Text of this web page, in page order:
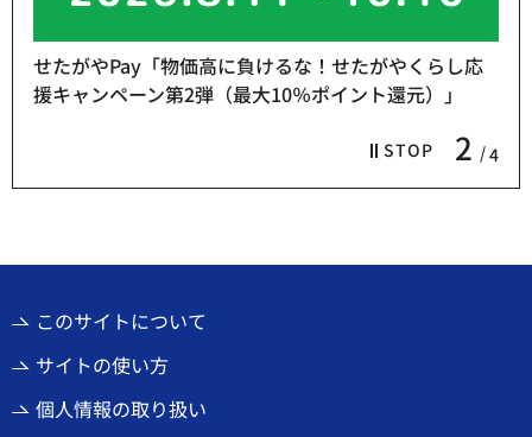
STOP 2 4
せたがやPay「物価高に負けるな！せたがやくらし応
援キャンペーン第2弾（最大10％ポイント還元）」
このサイトについて
サイトの使い方
個人情報の取り扱い